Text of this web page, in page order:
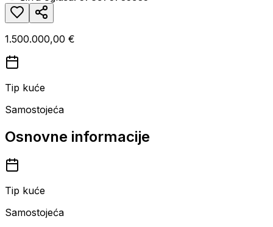
1.500.000,00 €
Tip kuće
Samostojeća
Osnovne informacije
Tip kuće
Samostojeća